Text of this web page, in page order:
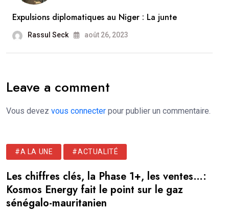
Expulsions diplomatiques au Niger : La junte
Rassul Seck août 26, 2023
Leave a comment
Vous devez vous connecter pour publier un commentaire.
#A LA UNE #ACTUALITÉ
Les chiffres clés, la Phase 1+, les ventes…:
Kosmos Energy fait le point sur le gaz
sénégalo-mauritanien